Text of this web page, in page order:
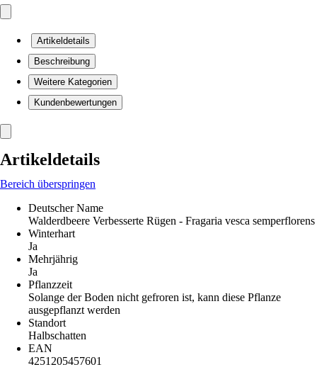
Artikeldetails
Beschreibung
Weitere Kategorien
Kundenbewertungen
Artikeldetails
Bereich überspringen
Deutscher Name
Walderdbeere Verbesserte Rügen - Fragaria vesca semperflorens
Winterhart
Ja
Mehrjährig
Ja
Pflanzzeit
Solange der Boden nicht gefroren ist, kann diese Pflanze
ausgepflanzt werden
Standort
Halbschatten
EAN
4251205457601